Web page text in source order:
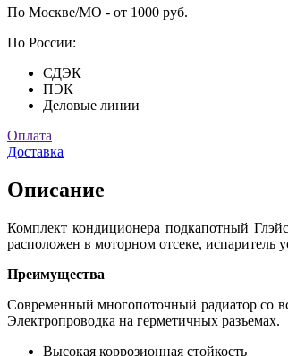
По Москве/МО - от 1000 руб.
По России:
СДЭК
ПЭК
Деловые линии
Оплата
Доставка
Описание
Комплект кондиционера подкапотный
расположен в моторном отсеке, испаритель
Преимущества
Современный многопоточный радиатор со
Электропроводка на герметичных разъемах.
Высокая коррозионная стойкость